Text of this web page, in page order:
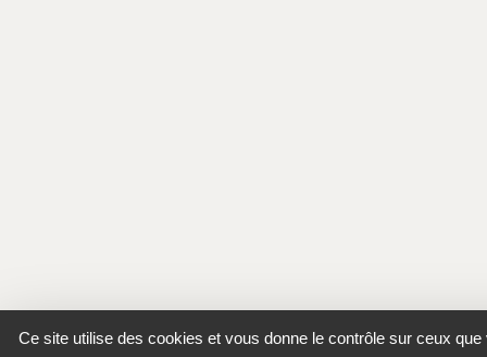
Ce site utilise des cookies et vous donne le contrôle sur ceux